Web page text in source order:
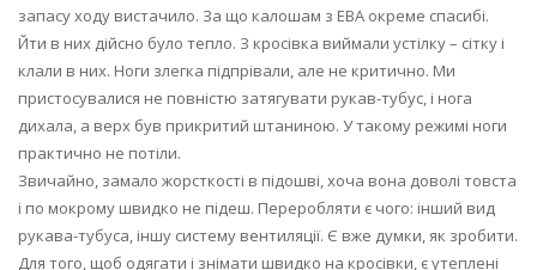
запасу ходу вистачило. За що калошам з ЕВА окреме спасибі.
Йти в них дійсно було тепло. З кросівка виймали устілку – сітку і
клали в них. Ноги злегка підпрівали, але не критично. Ми
пристосувалися не повністю затягувати рукав-тубус, і нога
дихала, а верх був прикритий штаниною. У такому режимі ноги
практично не потіли.
Звичайно, замало жорсткості в підошві, хоча вона доволі товста
і по мокрому швидко не підеш. Переробляти є чого: інший вид
рукава-тубуса, іншу систему вентиляції. Є вже думки, як зробити.
Для того, щоб одягати і знімати швидко на кросівки, є утеплені